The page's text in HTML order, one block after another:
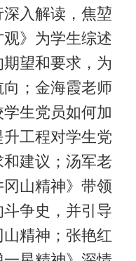
入解读，焦堃
》为学生综述
望和要求，为
；金海霞老师
生党员如何加
工程对学生党
建议；汤军老
山精神》带领
争史，并引导
精神；张艳红